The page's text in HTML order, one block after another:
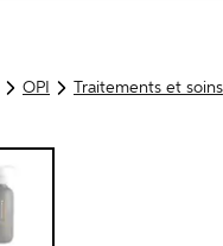
OPI Traitements et soins